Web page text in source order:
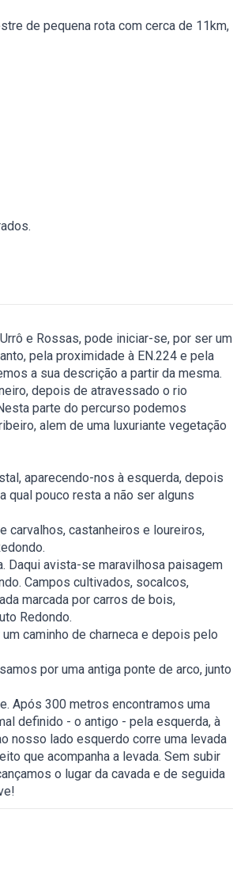
de pequena rota com cerca de 11km,
e Rossas, pode iniciar-se, por ser um
pela proximidade à EN.224 e pela
a sua descrição a partir da mesma.
depois de atravessado o rio
parte do percurso podemos
alem de uma luxuriante vegetação
aparecendo-nos à esquerda, depois
qual pouco resta a não ser alguns
carvalhos, castanheiros e loureiros,
Daqui avista-se maravilhosa paisagem
Campos cultivados, socalcos,
marcada por carros de bois,
Redondo.
caminho de charneca e depois pelo
por uma antiga ponte de arco, junto
Após 300 metros encontramos uma
definido - o antigo - pela esquerda, à
nosso lado esquerdo corre uma levada
que acompanha a levada. Sem subir
o lugar da cavada e de seguida